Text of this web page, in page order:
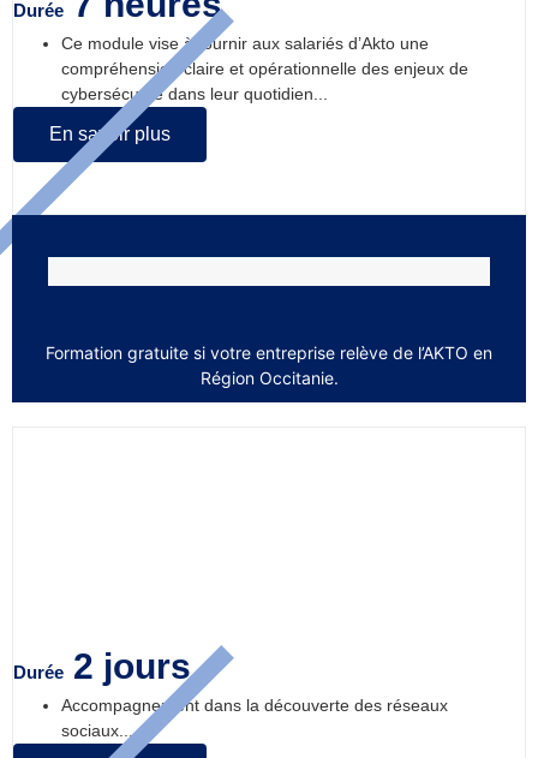
Durée
Ce module vise à fournir aux salariés d’Akto une
compréhension claire et opérationnelle des enjeux de
cybersécurité dans leur quotidien...
En savoir plus
Formation gratuite si votre entreprise relève de l’AKTO en
Région Occitanie.
Durée 2 jours
Accompagnement dans la découverte des réseaux
sociaux....